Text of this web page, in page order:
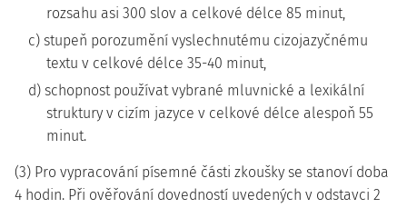
rozsahu asi 300 slov a celkové délce 85 minut,
c) stupeň porozumění vyslechnutému cizojazyčnému
textu v celkové délce 35-40 minut,
d) schopnost používat vybrané mluvnické a lexikální
struktury v cizím jazyce v celkové délce alespoň 55
minut.
(3) Pro vypracování písemné části zkoušky se stanoví doba
4 hodin. Při ověřování dovedností uvedených v odstavci 2